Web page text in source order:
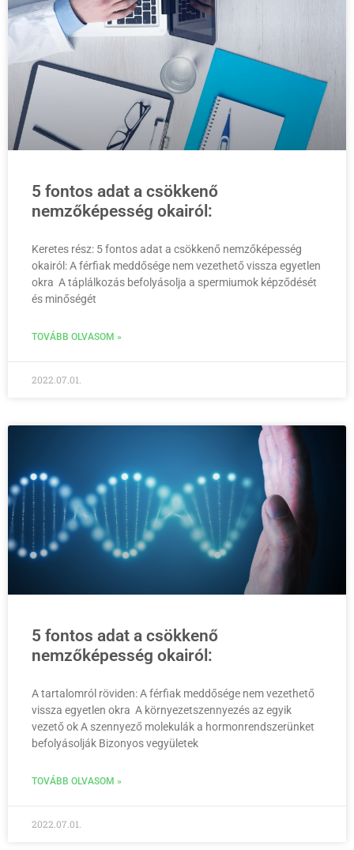
5 fontos adat a csökkenő
nemzőképesség okairól:
Keretes rész: 5 fontos adat a csökkenő nemzőképesség
okairól: A férfiak meddősége nem vezethető vissza egyetlen
okra A táplálkozás befolyásolja a spermiumok képződését
és minőségét
TOVÁBB OLVASOM »
2022.07.01.
5 fontos adat a csökkenő
nemzőképesség okairól:
A tartalomról röviden: A férfiak meddősége nem vezethető
vissza egyetlen okra A környezetszennyezés az egyik
vezető ok A szennyező molekulák a hormonrendszerünket
befolyásolják Bizonyos vegyületek
TOVÁBB OLVASOM »
2022.07.01.